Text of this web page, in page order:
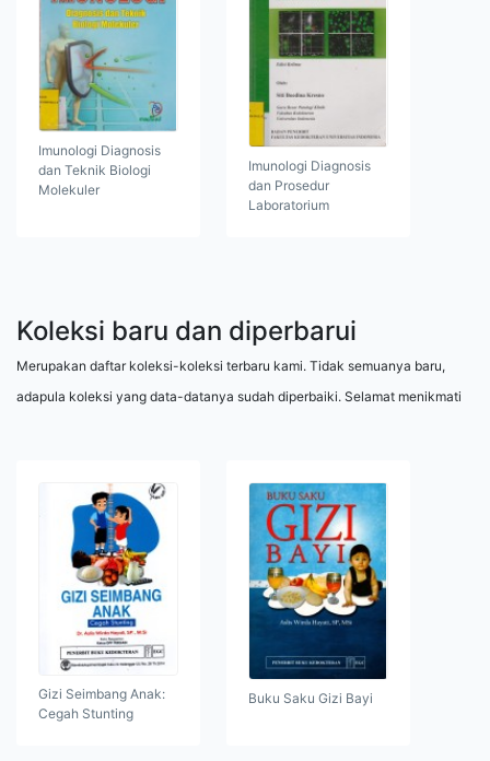
Imunologi Diagnosis
dan Teknik Biologi
Molekuler
Imunologi Diagnosis
dan Prosedur
Laboratorium
Koleksi baru dan diperbarui
Merupakan daftar koleksi-koleksi terbaru kami. Tidak semuanya baru,
adapula koleksi yang data-datanya sudah diperbaiki. Selamat menikmati
Gizi Seimbang Anak:
Cegah Stunting
Buku Saku Gizi Bayi